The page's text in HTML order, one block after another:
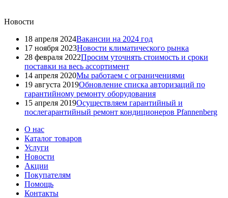
Новости
18 апреля 2024Вакансии на 2024 год
17 ноября 2023Новости климатического рынка
28 февраля 2022Просим уточнять стоимость и сроки
поставки на весь ассортимент
14 апреля 2020Мы работаем с ограничениями
19 августа 2019Обновление списка авторизаций по
гарантийному ремонту оборудования
15 апреля 2019Осуществляем гарантийный и
послегарантийный ремонт кондиционеров Pfannenberg
О нас
Каталог товаров
Услуги
Новости
Акции
Покупателям
Помощь
Контакты